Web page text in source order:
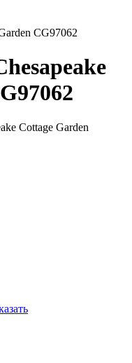
CG97062